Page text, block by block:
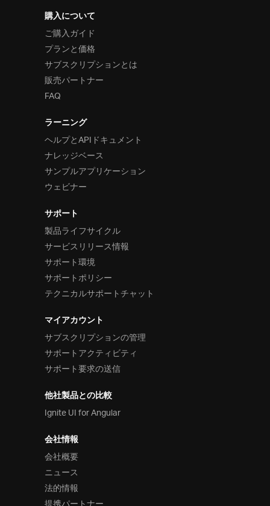
購入について
ご購入ガイド
プランと価格
サブスクリプションとは
販売パートナー
FAQ
ラーニング
ヘルプとAPIドキュメント
ナレッジベース
サンプルアプリケーション
ウェビナー
サポート
製品ライフサイクル
サービスリリース情報
サポート環境
サポートポリシー
テクニカルサポートチャット
マイアカウント
サブスクリプションの管理
サポートアクティビティ
サポート要求の送信
他社製品との比較
Ignite UI for Angular
会社情報
会社概要
ニュース
法的情報